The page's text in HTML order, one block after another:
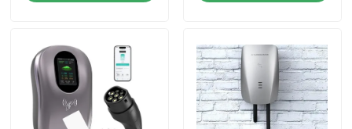
EVの充電ステーション
携帯用EVの充電器